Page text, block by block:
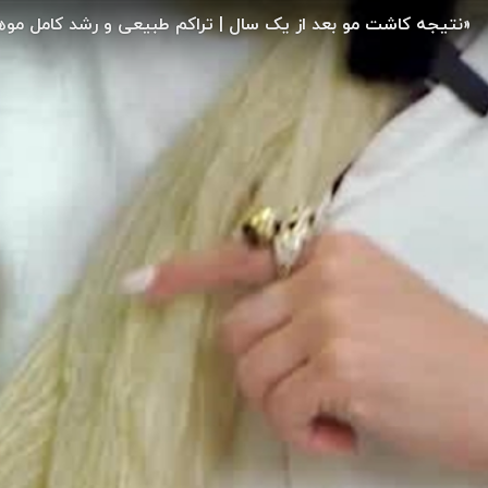
«نتیجه کاشت مو بعد از یک سال | تراکم طبیعی و رشد کامل